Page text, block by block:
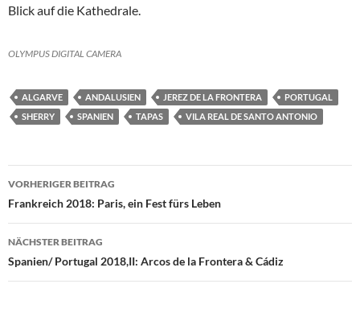
Blick auf die Kathedrale.
OLYMPUS DIGITAL CAMERA
ALGARVE ANDALUSIEN JEREZ DE LA FRONTERA
PORTUGAL
SHERRY
SPANIEN TAPAS VILA REAL DE SANTO ANTONIO
Beitragsnavigation
VORHERIGER BEITRAG
Frankreich 2018: Paris, ein Fest fürs Leben
NÄCHSTER BEITRAG
Spanien/ Portugal 2018,II: Arcos de la Frontera & Cádiz